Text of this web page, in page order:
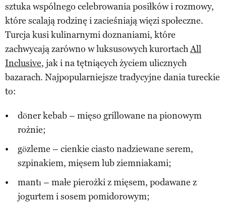
sztuka wspólnego celebrowania posiłków i rozmowy,
które scalają rodzinę i zacieśniają więzi społeczne.
Turcja kusi kulinarnymi doznaniami, które
zachwycają zarówno w luksusowych kurortachAll
Inclusive, jak i na tętniących życiem ulicznych
bazarach. Najpopularniejsze tradycyjne dania tureckie
to:
döner kebab – mięso grillowane na pionowym
rożnie;
gözleme – cienkie ciasto nadziewane serem,
szpinakiem, mięsem lub ziemniakami;
mantı – małe pierożki z mięsem, podawane z
jogurtem i sosem pomidorowym;